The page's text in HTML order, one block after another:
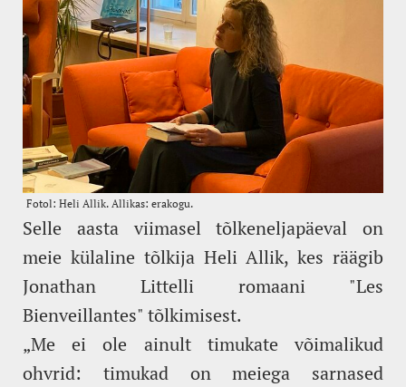
Selle aasta viimasel tõlkeneljapäeval on
meie külaline tõlkija Heli Allik, kes räägib
Jonathan Littelli romaani "Les
Bienveillantes" tõlkimisest.
„Me ei ole ainult timukate võimalikud
ohvrid: timukad on meiega sarnased